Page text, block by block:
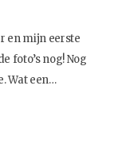
en mijn eerste
foto’s nog! Nog
Wat een…